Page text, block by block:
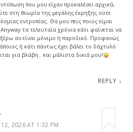
που μου είχαν προκαλέσει αρχικά,
στη θεωρία της μεγάλης έκρηξης ούτε
εντροπίας. Θα μου πεις ποιος είμαι
τα τελευταία χρόνια κάτι φαίνεται να
ξέρω αν είναι μόνιμο ή παροδικό. Προφανώς
ή κάτι πάντως έχει βάλει το δάχτυλό
για βλάβη.. και μάλιστα δικιά μου!
REPLY ↓
12, 2026 AT 1:32 PM